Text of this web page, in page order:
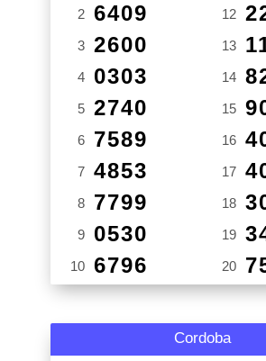
2 6409
3 2600
4 0303
5 2740
6 7589
7 4853
8 7799
9 0530
10 6796
12
13
14
15
16
17
18
19
20
Cordoba